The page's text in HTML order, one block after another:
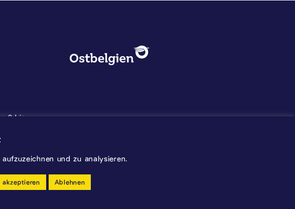
9 bis
DATENSCHUTZ, IMPRESSUM
Wappen - Kelmis| La Calamine
©2026 Gemeinde Kelmis
und zu analysieren.
Ablehnen